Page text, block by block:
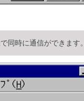
同時に通信ができます。